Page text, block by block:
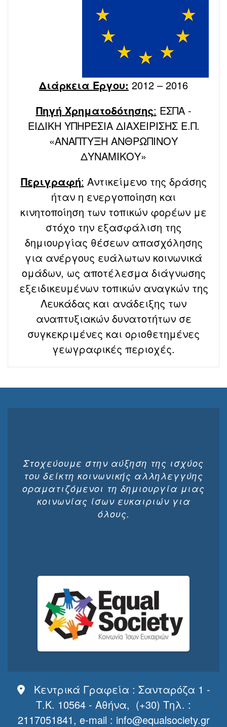
Διάρκεια Έργου: 2012 – 2016
Πηγή Χρηματοδότησης: ΕΣΠΑ -
ΕΙΔΙΚΗ ΥΠΗΡΕΣΙΑ ΔΙΑΧΕΙΡΙΣΗΣ Ε.Π.
«ΑΝΑΠΤΥΞΗ ΑΝΘΡΩΠΙΝΟΥ
ΔΥΝΑΜΙΚΟΥ»
Περιγραφή: Αντικείμενο της δράσης
ήταν η ενεργοποίηση και
κινητοποίηση των τοπικών φορέων με
στόχο την εξασφάλιση της
δημιουργίας θέσεων απασχόλησης
για ανέργους ευάλωτων κοινωνικά
ομάδων, ως αποτέλεσμα διάγνωσης
εξειδικευμένων τοπικών αναγκών της
Λευκάδας και ανάδειξης των
αναπτυξιακών δυνατοτήτων σε
συγκεκριμένες και οριοθετημένες
γεωγραφικές περιοχές.
Στοχεύουμε στην αύξηση της ισχύος
του δείκτη κοινωνικής αλληλεγγύης
οραματιζόμενοι τη δημιουργία μιας
κοινωνίας ίσων ευκαιριών για
όλους.
Κεντρικά Γραφεία : Σανταρόζα 1 -
Τ.Κ. 10564 - Αθήνα, (+30) Τηλ. :
2117051841, e-mail : info@equalsociety.gr